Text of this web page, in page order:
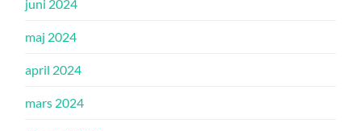
juni 2024
maj 2024
april 2024
mars 2024